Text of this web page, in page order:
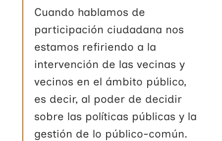
Cuando hablamos de
participación ciudadana nos
estamos refiriendo a la
intervención de las vecinas y
vecinos en el ámbito público,
es decir, al poder de decidir
sobre las políticas públicas y la
gestión de lo público-común.